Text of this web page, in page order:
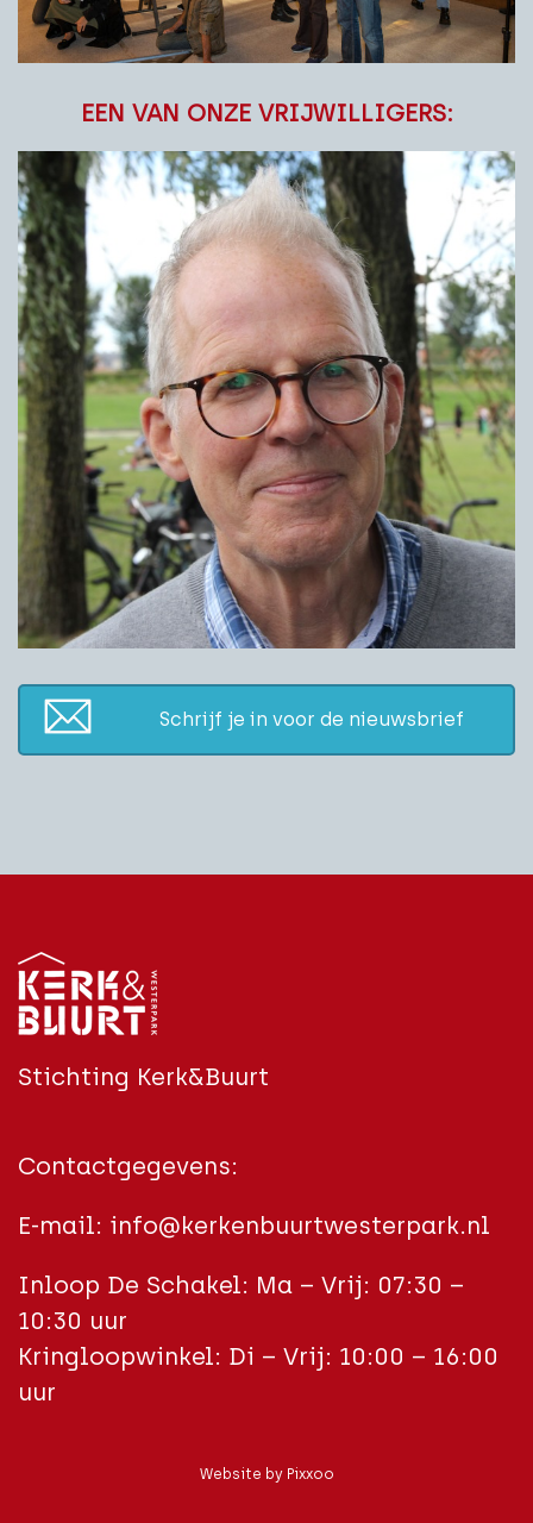
EEN VAN ONZE VRIJWILLIGERS:
Schrijf je in voor de nieuwsbrief
Stichting Kerk&Buurt
Contactgegevens:
E-mail: info@kerkenbuurtwesterpark.nl
Inloop De Schakel: Ma – Vrij: 07:30 –
10:30 uur
Kringloopwinkel: Di – Vrij: 10:00 – 16:00
uur
Website by Pixxoo